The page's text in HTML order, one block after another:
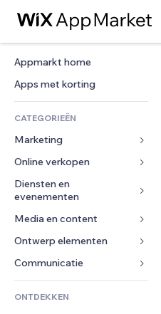
Appmarkt home
Apps met korting
CATEGORIEËN
Marketing
Advertenties
Mobiel
Analytics
Social media
SEO
Betrokkenheid
Websitevermeldingen
E-mail
Online verkopen
Apps voor webshops
Verzending en levering
Verkoopknoppen
Online cursussen
Print on demand
Boekhouding
Coupons en loyaliteit
Diensten en
evenementen
Hotels
Evenementen
Restaurants
Vastgoed
Boekingen
Media en content
Galerij
Muziek
Podcasts
Fotografie
Ontwerp elementen
Kaarten en navigatie
Privacy en beveiliging
Ontime
Formulieren
ONTDEKKEN